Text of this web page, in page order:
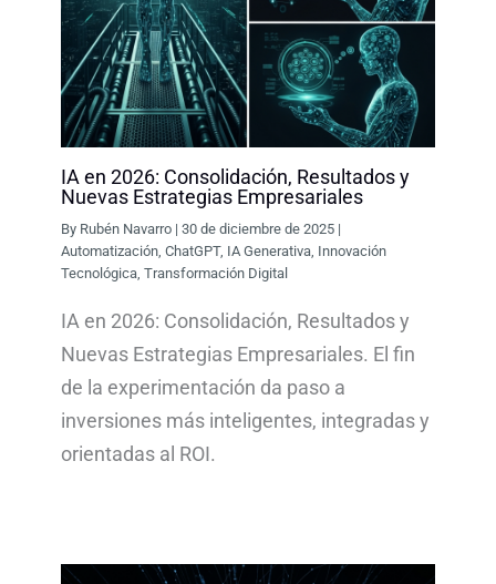
IA en 2026: Consolidación, Resultados y
Nuevas Estrategias Empresariales
By Rubén Navarro |30 de diciembre de 2025 |
Automatización ,ChatGPT, IA Generativa Innovación
Tecnológica ,Transformación Digital
IA en 2026: Consolidación, Resultados y
Nuevas Estrategias Empresariales. El fin
de la experimentación da paso a
inversiones más inteligentes, integradas y
orientadas al ROI.